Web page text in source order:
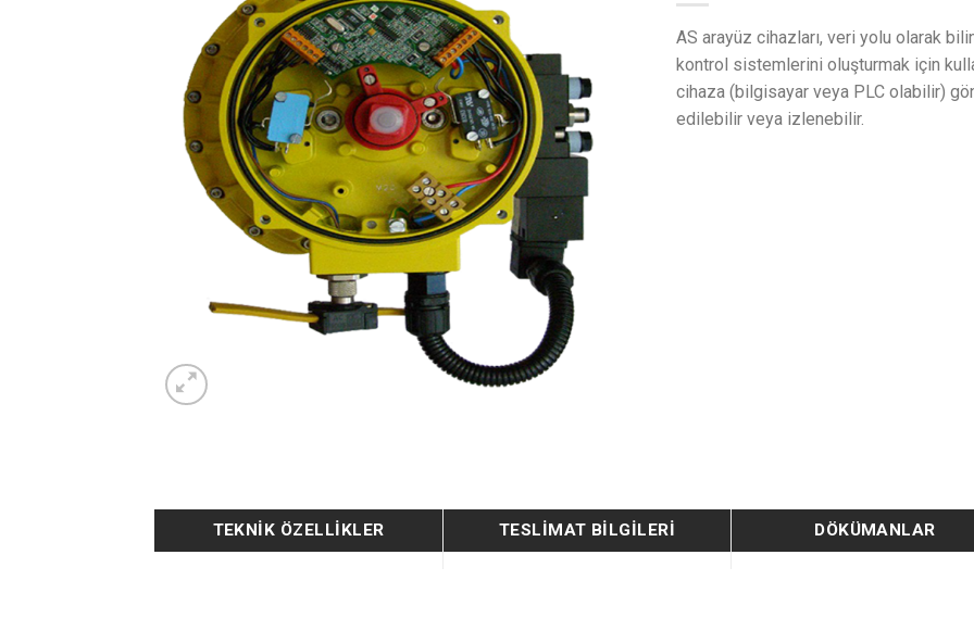
AS arayüz cihazları, veri yolu olarak
kontrol sistemlerini oluşturmak için
cihaza (bilgisayar veya PLC olabilir)
edilebilir veya izlenebilir.
TEKNIK ÖZELLIKLER TESLIMAT BILGILERI DÖKÜMANLAR